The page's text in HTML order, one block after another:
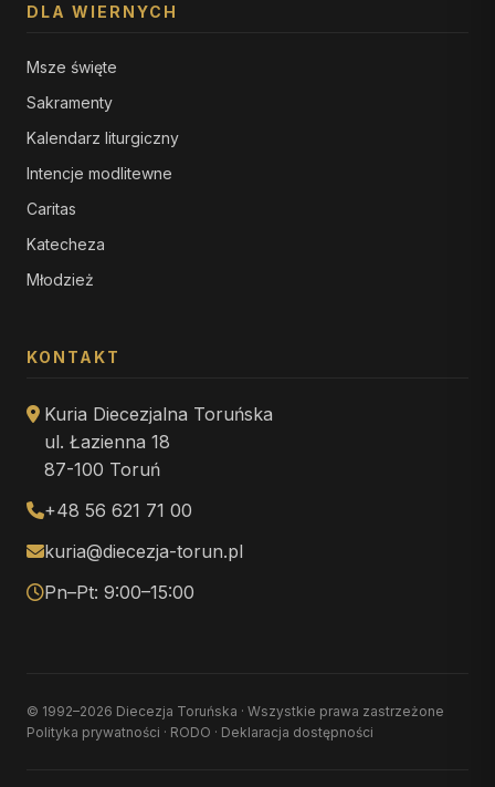
DLA WIERNYCH
Msze święte
Sakramenty
Kalendarz liturgiczny
Intencje modlitewne
Caritas
Katecheza
Młodzież
KONTAKT
Kuria Diecezjalna Toruńska
ul. Łazienna 18
87-100 Toruń
+48 56 621 71 00
kuria@diecezja-torun.pl
Pn–Pt: 9:00–15:00
© 1992–2026 Diecezja Toruńska · Wszystkie prawa zastrzeżone
Polityka prywatności · RODO · Deklaracja dostępności